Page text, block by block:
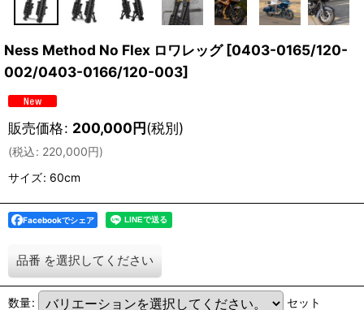
Ness Method No Flex ロワレッグ [0403-0165/120-
002/0403-0166/120-003]
販売価格: 200,000円(税別)
(税込: 220,000円)
サイズ: 60cm
Facebookでシェア
品番 を選択してください
数量: セット